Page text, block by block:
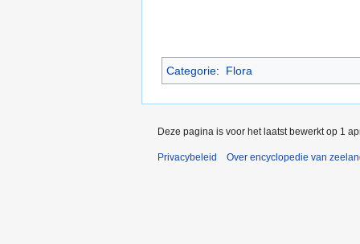
Categorie: Flora
Deze pagina is voor het laatst bewerkt op 1
Privacybeleid Over encyclopedie van